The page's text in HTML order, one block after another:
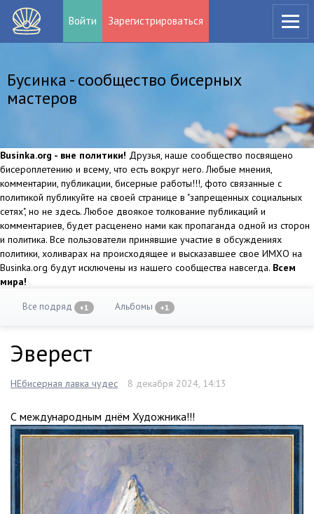
Войти Зарегистрироваться
Бусинка - сообщество бисерных
мастеров
Businka.org - вне политики! Друзья, наше сообщество посвящено
бисероплетению и всему, что есть вокруг него. Любые мнения,
комментарии, публикации, бисерные работы!!!, фото связанные с
политикой публикуйте на своей странице в "запрещенных социальных
сетях", но не здесь. Любое двоякое толкование публикаций и
комментариев, будет расценено нами как пропаганда одной из сторон
и политика. Все пользователи принявшие участие в обсуждениях
политики, холиварах на происходящее и высказавшее свое ИМХО на
Businka.org будут исключены из нашего сообщества навсегда. Всем
мира!
Все подряд +1 Альбомы +1
Эверест
НЕбисерная лавка чудес 8 декабря 2024, 14:13
С международным днём Художника!!!